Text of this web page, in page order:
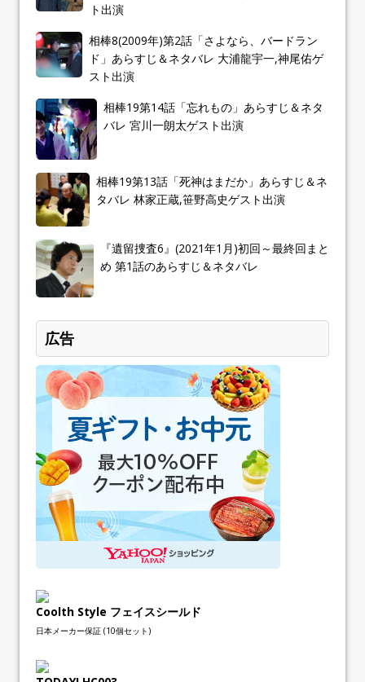
ト出演
相棒8(2009年)第2話「さよなら、バードラン
ド」あらすじ＆ネタバレ 大浦龍宇一,神尾佑ゲ
スト出演
相棒19第14話「忘れもの」あらすじ＆ネタ
バレ 宮川一朗太ゲスト出演
相棒19第13話「死神はまだか」あらすじ＆ネ
タバレ 林家正蔵,笹野高史ゲスト出演
『遺留捜査6』(2021年1月)初回～最終回まと
め 第1話のあらすじ＆ネタバレ
広告
Coolth Style フェイスシールド
日本メーカー保証 (10個セット)